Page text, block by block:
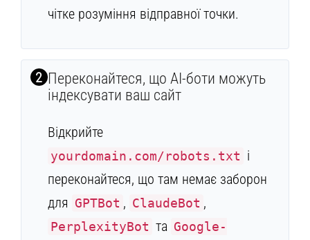
чітке розуміння відправної точки.
2 Переконайтеся, що AI-боти можуть
індексувати ваш сайт
Відкрийте
yourdomain.com/robots.txt і
переконайтеся, що там немає заборон
для GPTBot , ClaudeBot ,
PerplexityBot та Google-